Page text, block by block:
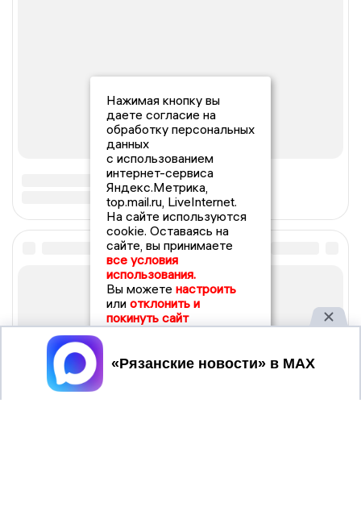
Нажимая кнопку вы
даете согласие на
обработку персональных
данных
с использованием
интернет-сервиса
Яндекс.Метрика,
top.mail.ru, LiveInternet.
На сайте используются
cookie. Оставаясь на
сайте, вы принимаете
все условия
использования.
Вы можете настроить
или отклонить и
покинуть сайт
Принять